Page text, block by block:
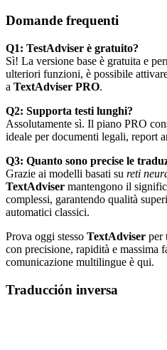
Domande frequenti
Q1: TestAdviser è gratuito?
Sì! La versione base è gratuita e
ulteriori funzioni, è possibile
a TextAdviser PRO.
Q2: Supporta testi lunghi?
Assolutamente sì. Il piano PRO
ideale per documenti legali, report
Q3: Quanto sono precise le
Grazie ai modelli basati su reti
TextAdviser mantengono il
complessi, garantendo qualità
automatici classici.
Prova oggi stesso TextAdviser per
con precisione, rapidità e massima
comunicazione multilingue è qui.
Traducción inversa